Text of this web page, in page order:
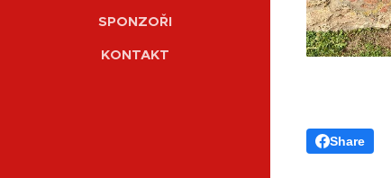
SPONZOŘI
KONTAKT
Share